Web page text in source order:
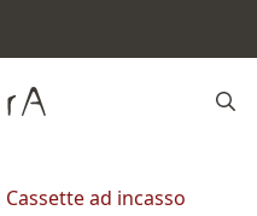
Cassette ad incasso